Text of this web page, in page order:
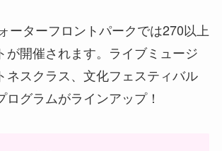
ーターフロントパークでは270以上
が開催されます。ライブミュージ
ネスクラス、文化フェスティバル
ログラムがラインアップ！